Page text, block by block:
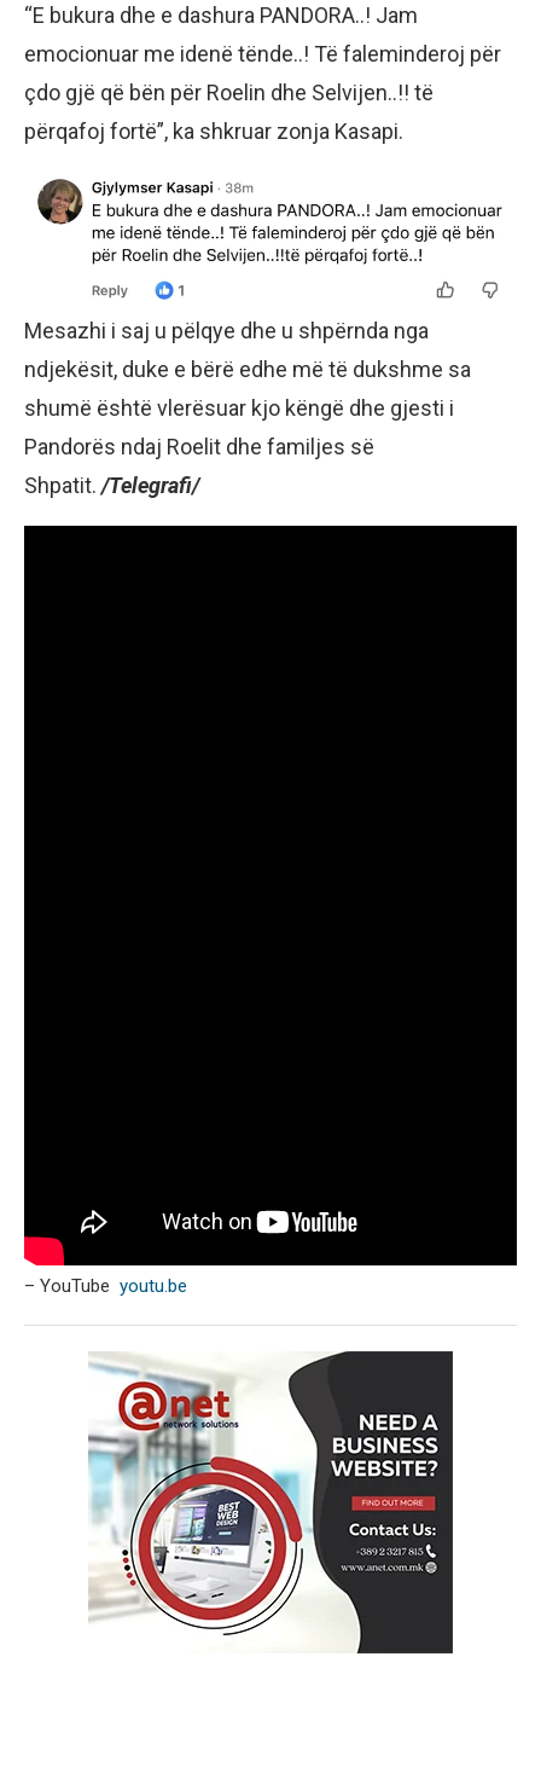
“E bukura dhe e dashura PANDORA..! Jam
emocionuar me idenë tënde..! Të faleminderoj për
çdo gjë që bën për Roelin dhe Selvijen..!! të
përqafoj fortë”, ka shkruar zonja Kasapi.
Mesazhi i saj u pëlqye dhe u shpërnda nga
ndjekësit, duke e bërë edhe më të dukshme sa
shumë është vlerësuar kjo këngë dhe gjesti i
Pandorës ndaj Roelit dhe familjes së
Shpatit. /Telegrafi/
– YouTube youtu.be